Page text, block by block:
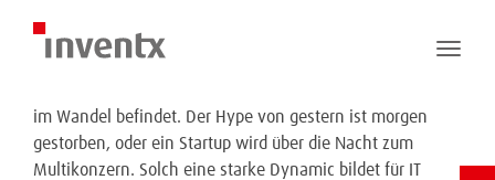
Toggle
Thomas Willa
im Wandel befindet. Der Hype von gestern ist morgen
gestorben, oder ein Startup wird über die Nacht zum
Multikonzern. Solch eine starke Dynamic bildet für IT